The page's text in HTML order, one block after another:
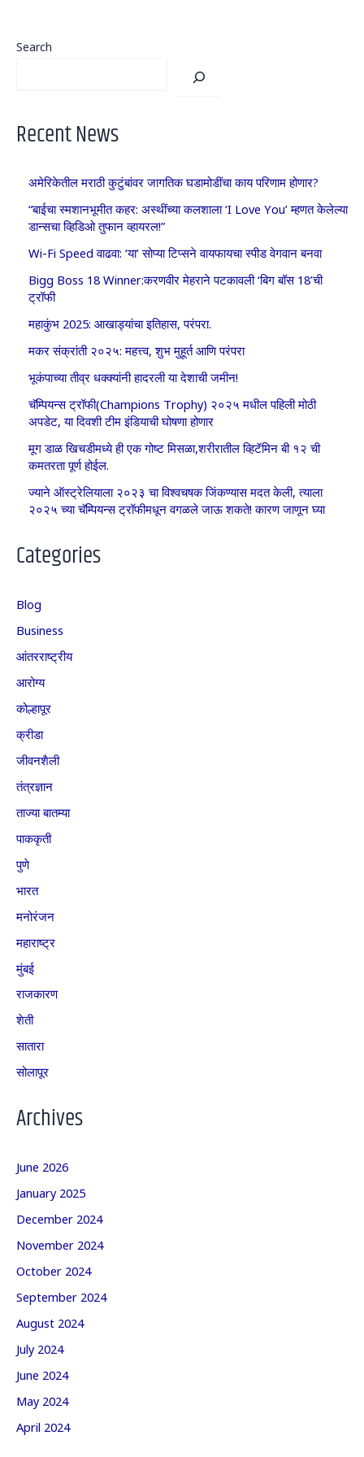
Search
Recent News
अमेरिकेतील मराठी कुटुंबांवर जागतिक घडामोडींचा काय परिणाम होणार?
“बाईचा स्मशानभूमीत कहर: अस्थींच्या कलशाला ‘I Love You’ म्हणत केलेल्या
डान्सचा व्हिडिओ तुफान व्हायरल!”
Wi-Fi Speed वाढवा: ‘या’ सोप्या टिप्सने वायफायचा स्पीड वेगवान बनवा
Bigg Boss 18 Winner:करणवीर मेहराने पटकावली ‘बिग बॉस 18’ची
ट्रॉफी
महाकुंभ 2025: आखाड्यांचा इतिहास, परंपरा.
मकर संक्रांती २०२५: महत्त्व, शुभ मुहूर्त आणि परंपरा
भूकंपाच्या तीव्र धक्क्यांनी हादरली या देशाची जमीन!
चॅम्पियन्स ट्रॉफी(Champions Trophy) २०२५ मधील पहिली मोठी
अपडेट, या दिवशी टीम इंडियाची घोषणा होणार
मूग डाळ खिचडीमध्ये ही एक गोष्ट मिसळा,शरीरातील व्हिटॅमिन बी १२ ची
कमतरता पूर्ण होईल.
ज्याने ऑस्ट्रेलियाला २०२३ चा विश्वचषक जिंकण्यास मदत केली, त्याला
२०२५ च्या चॅम्पियन्स ट्रॉफीमधून वगळले जाऊ शकते! कारण जाणून घ्या
Categories
Blog
Business
आंतरराष्ट्रीय
आरोग्य
कोल्हापूर
क्रीडा
जीवनशैली
तंत्रज्ञान
ताज्या बातम्या
पाककृती
पुणे
भारत
मनोरंजन
महाराष्ट्र
मुंबई
राजकारण
शेती
सातारा
सोलापूर
Archives
June 2026
January 2025
December 2024
November 2024
October 2024
September 2024
August 2024
July 2024
June 2024
May 2024
April 2024